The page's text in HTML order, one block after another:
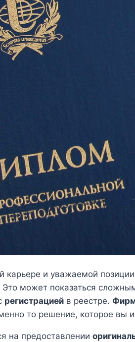
и уважаемой
может показаться
регистрацией в реестре.
то решение, которое вы
на предоставлении